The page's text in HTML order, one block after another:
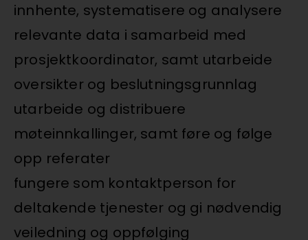
innhente, systematisere og analysere
relevante data i samarbeid med
prosjektkoordinator, samt utarbeide
oversikter og beslutningsgrunnlag
utarbeide og distribuere
møteinnkallinger, samt føre og følge
opp referater
fungere som kontaktperson for
deltakende tjenester og gi nødvendig
veiledning og oppfølging